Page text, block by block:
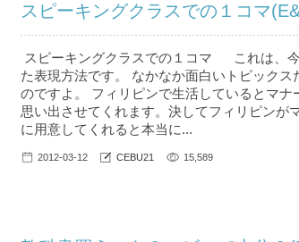
スピーキングクラスでの１コマ
スピーキングクラスでの１コマ これは、
た表現方法です。 なかなか面白いトピック
のですよ。 フィリピンで生活しているとマ
思い出させてくれます。決してフィリピン
に用意してくれると本当に...
2012-03-12 CEBU21 15,589